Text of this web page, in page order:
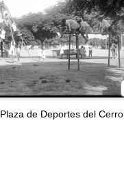
Plaza de Deportes del Cerro.